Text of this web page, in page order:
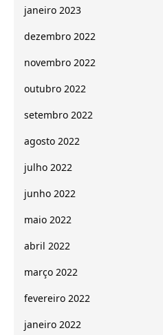
janeiro 2023
dezembro 2022
novembro 2022
outubro 2022
setembro 2022
agosto 2022
julho 2022
junho 2022
maio 2022
abril 2022
março 2022
fevereiro 2022
janeiro 2022